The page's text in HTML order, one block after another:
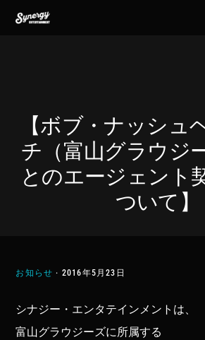
【ボブ・ナッシュ
チ（富山グラウジ
とのエージェント
ついて】
お知らせ · 2016年5月23日
シナジー・エンタテインメントは、
富山グラウジーズに所属する